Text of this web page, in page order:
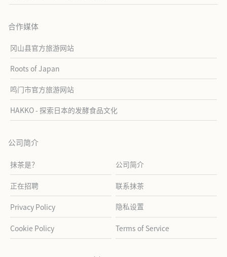
合作媒体
冈山县官方旅游网站
Roots of Japan
鸣门市官方旅游网站
HAKKO - 探索日本的发酵食品文化
公司简介
抹茶是？ 公司简介
正在招聘 联系抹茶
Privacy Policy 隐私设置
Cookie Policy Terms of Service